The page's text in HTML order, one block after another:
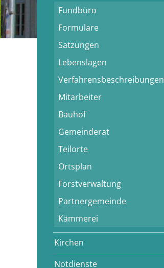
Fundbüro
Formulare
Satzungen
Lebenslagen
Verfahrensbeschreibungen
Mitarbeiter
Bauhof
Gemeinderat
Teilorte
Ortsplan
Forstverwaltung
Partnergemeinde
Kämmerei
Kirchen
Notdienste